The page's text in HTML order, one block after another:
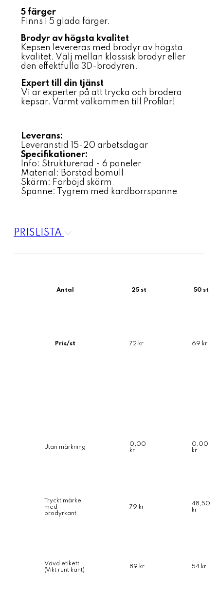
5 färger
Finns i 5 glada färger.
Brodyr av högsta kvalitet
Kepsen levereras med brodyr av högsta
kvalitet. Välj mellan klassisk brodyr eller
den effektfulla 3D-brodyren.
Expert till din tjänst
Vi är experter på att trycka och brodera
kepsar. Varmt välkommen till Profilar!
Leverans:
Leveranstid 15-20 arbetsdagar
Specifikationer:
Info: Strukturerad - 6 paneler
Material: Borstad bomull
Skärm: Förböjd skärm
Spänne: Tygrem med kardborrspänne
PRISLISTA
Antal 25 st 50 st
Pris/st 72 kr 69 kr
Utan märkning
0,00
kr
0,00
kr
Tryckt märke
med
brodyrkant
79 kr
48,50
kr
Vävd etikett
(Vikt runt kant)
89 kr 54 kr